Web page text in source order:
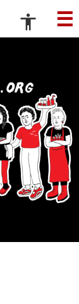
☰